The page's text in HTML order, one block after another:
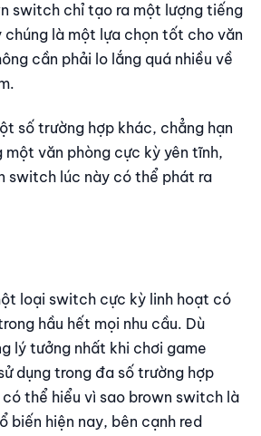
switch chỉ tạo ra một lượng tiếng
chúng là một lựa chọn tốt cho văn
cần phải lo lắng quá nhiều về
số trường hợp khác, chẳng hạn
một văn phòng cực kỳ yên tĩnh,
switch lúc này có thể phát ra
loại switch cực kỳ linh hoạt có
hầu hết mọi nhu cầu. Dù
lý tưởng nhất khi chơi game
dụng trong đa số trường hợp
thể hiểu vì sao brown switch là
biến hiện nay, bên cạnh red